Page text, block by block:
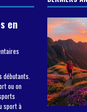
en
débutants.
ou on
sport à